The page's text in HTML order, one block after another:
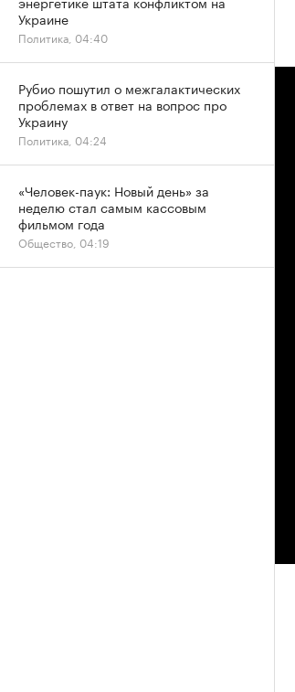
Украине
Политика, 04:40
Рубио пошутил о межгалактических
проблемах в ответ на вопрос про
Украину
Политика, 04:24
«Человек-паук: Новый день» за
неделю стал самым кассовым
фильмом года
Общество, 04:19